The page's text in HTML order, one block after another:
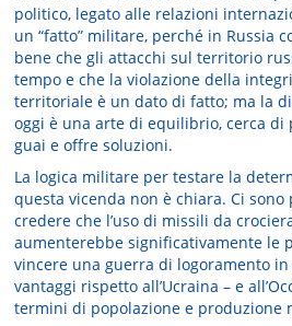
politico, legato alle relazioni
un “fatto” militare, perché in Russia
bene che gli attacchi sul territorio
tempo e che la violazione della
territoriale è un dato di fatto; ma la
oggi è una arte di equilibrio, cerca
guai e offre soluzioni.
La logica militare per testare la
questa vicenda non è chiara. Ci
credere che l’uso di missili da
aumenterebbe significativamente le
vincere una guerra di logoramento
vantaggi rispetto all’Ucraina – e
termini di popolazione e produzione